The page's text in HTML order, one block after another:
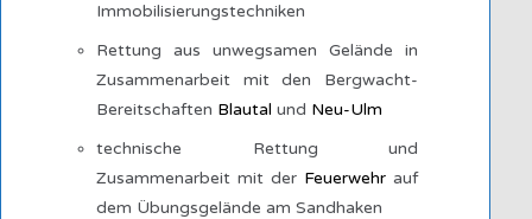
Immobilisierungstechniken
Rettung aus unwegsamen Gelände in
Zusammenarbeit mit den Bergwacht-
Bereitschaften Blautal und Neu-Ulm
technische Rettung und
Zusammenarbeit mit der Feuerwehr auf
dem Übungsgelände am Sandhaken